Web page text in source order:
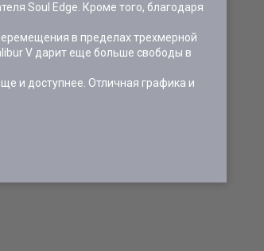
Soul Edge. Кроме того, благодаря
в пределах трехмерной
V дарит еще больше свободы в
и доступнее. Отличная графика и